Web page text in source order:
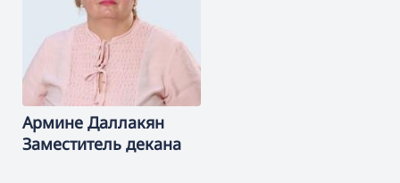
Армине Даллакян
Заместитель декана